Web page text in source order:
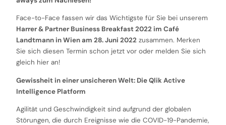
Face-to-Face fassen wir das Wichtigste für Sie bei unserem
Harrer & Partner Business Breakfast 2022 im Café
Landtmann in Wien am 28. Juni 2022 zusammen. Merken
Sie sich diesen Termin schon jetzt vor oder melden Sie sich
gleich hier an!
Gewissheit in einer unsicheren Welt: Die Qlik Active
Intelligence Platform
Agilität und Geschwindigkeit sind aufgrund der globalen
Störungen, die durch Ereignisse wie die COVID-19-Pandemie,